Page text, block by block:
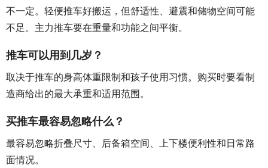
不一定。轻便推车好搬运，但舒适性、避震和储物空间可能
不足。主力推车要在重量和功能之间平衡。
推车可以用到几岁？
取决于推车的身高体重限制和孩子使用习惯。购买时要看制
造商给出的最大承重和适用范围。
买推车最容易忽略什么？
最容易忽略折叠尺寸、后备箱空间、上下楼便利性和日常路
面情况。